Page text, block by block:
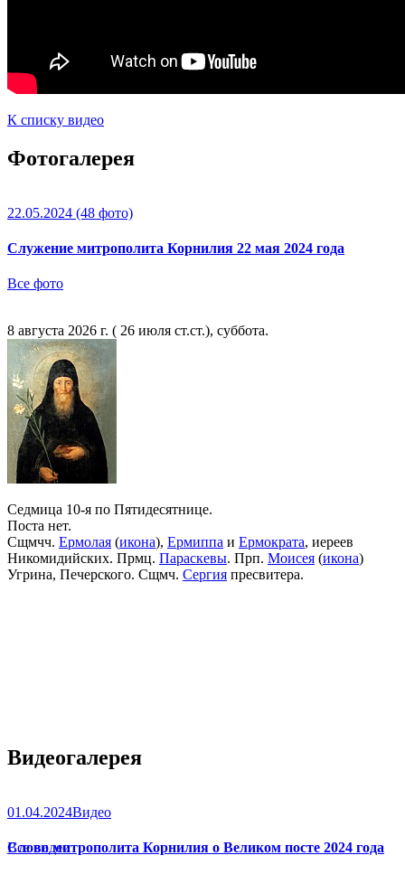
К списку видео
Фотогалерея
22.05.2024 (48 фото)
Служение митрополита Корнилия 22 мая 2024 года
Все фото
8 августа 2026 г. ( 26 июля ст.ст.), суббота.
Седмица 10-я по Пятидесятнице.
Поста нет.
Сщмчч. Ермолая (икона), Ермиппа и Ермократа, иереев
Никомидийских. Прмц. Параскевы. Прп. Моисея (икона)
Угрина, Печерского. Сщмч. Сергия пресвитера.
Видеогалерея
01.04.2024Видео
Слово митрополита Корнилия о Великом посте 2024 года
Все видео